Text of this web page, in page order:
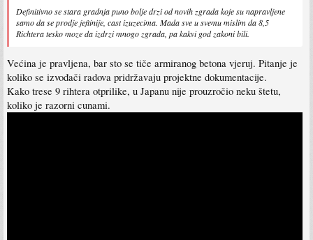
Definitivno se stara gradnja puno bolje drzi od novih zgrada koje su napravljene
samo da se prodje jeftinije, cast izuzecima. Mada sve u svemu mislim da 8,5
Richtera tesko moze da izdrzi mnogo zgrada, pa kakvi god zakoni bili.
Većina je pravljena, bar sto se tiče armiranog betona vjeruj. Pitanje je
koliko se izvođači radova pridržavaju projektne dokumentacije.
Kako trese 9 rihtera otprilike, u Japanu nije prouzročio neku štetu,
koliko je razorni cunami.